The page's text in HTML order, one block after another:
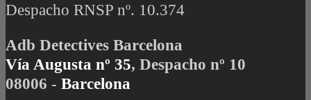
Despacho RNSP nº. 10.374
Adb Detectives Barcelona
Vía Augusta nº 35, Despacho nº 10
08006 - Barcelona